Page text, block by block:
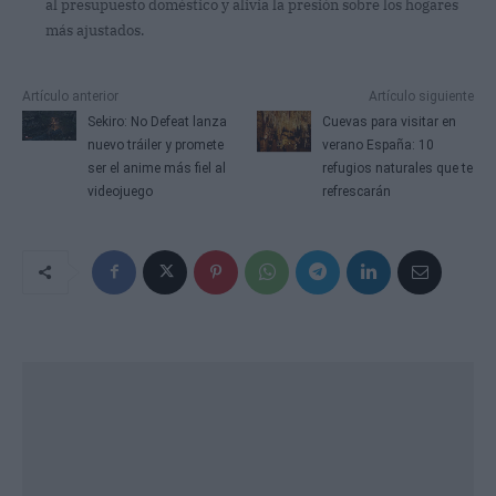
al presupuesto doméstico y alivia la presión sobre los hogares
más ajustados.
Artículo anterior
Sekiro: No Defeat lanza
nuevo tráiler y promete
ser el anime más fiel al
videojuego
Artículo siguiente
Cuevas para visitar en
verano España: 10
refugios naturales que te
refrescarán